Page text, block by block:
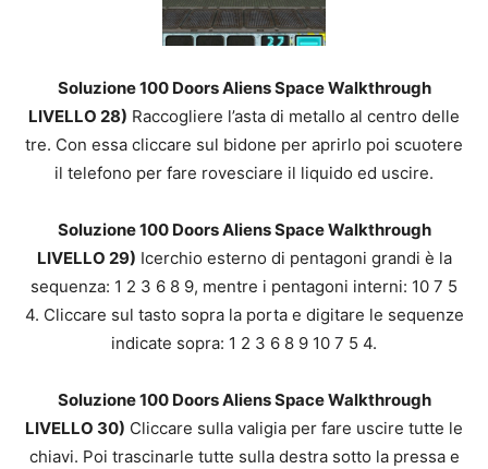
Soluzione 100 Doors Aliens Space Walkthrough
LIVELLO 28) Raccogliere l’asta di metallo al centro delle
tre. Con essa cliccare sul bidone per aprirlo poi scuotere
il telefono per fare rovesciare il liquido ed uscire.
Soluzione 100 Doors Aliens Space Walkthrough
LIVELLO 29) Icerchio esterno di pentagoni grandi è la
sequenza: 1 2 3 6 8 9, mentre i pentagoni interni: 10 7 5
4. Cliccare sul tasto sopra la porta e digitare le sequenze
indicate sopra: 1 2 3 6 8 9 10 7 5 4.
Soluzione 100 Doors Aliens Space Walkthrough
LIVELLO 30) Cliccare sulla valigia per fare uscire tutte le
chiavi. Poi trascinarle tutte sulla destra sotto la pressa e